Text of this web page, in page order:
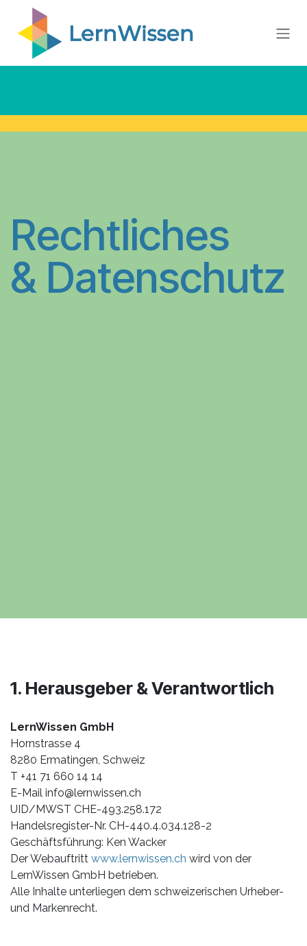
Zum Inhalt springen
Rechtliches
& Datenschutz
1. Herausgeber & Verantwortlich
LernWissen GmbH
Hornstrasse 4
8280 Ermatingen, Schweiz
T +41 71 660 14 14
E-Mail info@lernwissen.ch
UID/MWST CHE-493.258.172
Handelsregister-Nr. CH-440.4.034.128-2
Geschäftsführung: Ken Wacker
Der Webauftritt www.lernwissen.ch wird von der
LernWissen GmbH betrieben.
Alle Inhalte unterliegen dem schweizerischen Urheber-
und Markenrecht.